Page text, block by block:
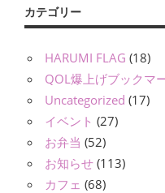
カテゴリー
HARUMI FLAG (18)
QOL爆上げブックマ
Uncategorized (17)
イベント (27)
お弁当 (52)
お知らせ (113)
カフェ (68)